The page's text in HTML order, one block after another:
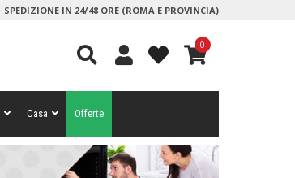
SPEDIZIONE IN 24/48 ORE (ROMA E PROVINCIA)
0
Casa Offerte